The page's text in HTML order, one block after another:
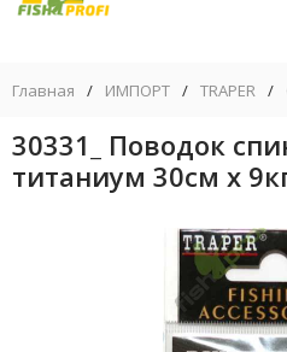
Главная / ИМПОРТ / TRAPER /
30331_ Поводок
титаниум 30см х